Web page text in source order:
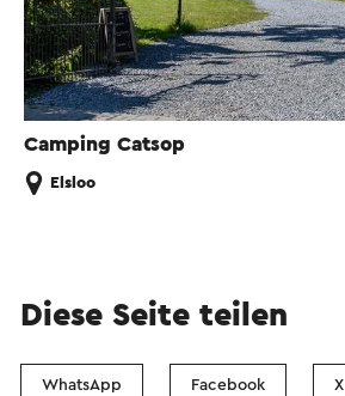
Camping Catsop
Elsloo
Diese Seite teilen
WhatsApp Facebook X